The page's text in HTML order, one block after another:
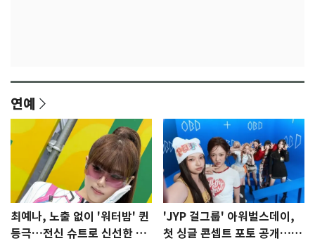
연예
최예나, 노출 없이 '워터밤' 퀸
등극…전신 슈트로 신선한 충
'JYP 걸그룹' 아워벌스데이,
첫 싱글 콘셉트 포토 공개…청